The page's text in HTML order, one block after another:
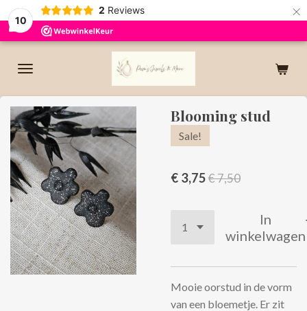
10
2 Reviews ×
Blooming stud
Sale!
€ 3,75€ 7,50
In
winkelwagen
Mooie oorstud in de vorm
van een bloemetje. Er zit